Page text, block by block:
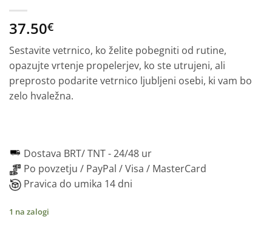
37.50€
Sestavite vetrnico, ko želite pobegniti od rutine,
opazujte vrtenje propelerjev, ko ste utrujeni, ali
preprosto podarite vetrnico ljubljeni osebi, ki vam bo
zelo hvaležna.
Dostava BRT/ TNT -24/48 ur
Po povzetju / PayPal / Visa / MasterCard
Pravica do umika 14 dni
1 na zalogi